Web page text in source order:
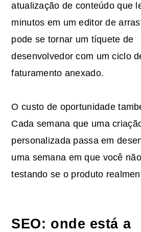
atualização de conteúdo que
minutos em um editor de
pode se tornar um tíquete de
desenvolvedor com um ciclo
faturamento anexado.
O custo de oportunidade
Cada semana que uma
personalizada passa em
uma semana em que você
testando se o produto
SEO: onde está a